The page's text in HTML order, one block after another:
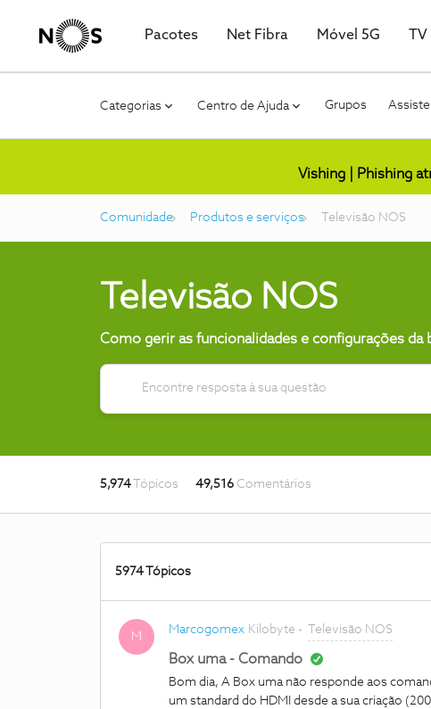
Pacotes Net Fibra Móvel 5G TV
Categorias Centro de Ajuda Grupos
Vishing | Phishing
Comunidade Produtos e serviços Televisão NOS
Televisão NOS
Como gerir as funcionalidades e configurações da
5,974Tópicos 49,516 Comentários
5974 Tópicos
M
Marcogomex Kilobyte Televisão NOS
Box uma - Comando
Bom dia, A Box uma não responde aos
um standard do HDMI desde a sua criação